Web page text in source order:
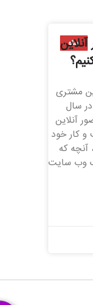
سئو
مشتری
سال
آنلاین
کار خود
که
وب سایت